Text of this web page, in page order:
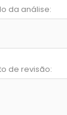
da análise:
de revisão: